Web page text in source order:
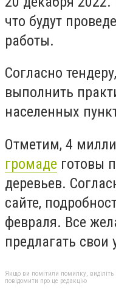
что будут
работы.
Согласно
выполнить
населенных
Отметим, 4
громаде готовы
деревьев.
сайте,
февраля. Все
предлагать свои
Якщо ви помітили помилку, виділіть
повідомити про це редакцію